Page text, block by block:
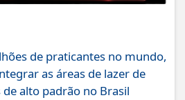
de praticantes no mundo,
as áreas de lazer de
alto padrão no Brasil